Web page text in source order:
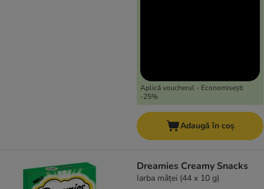
Aplică voucherul - Economisești
-25%
Adaugă în coș
Dreamies Creamy Snacks
Iarba mâței (44 x 10 g)